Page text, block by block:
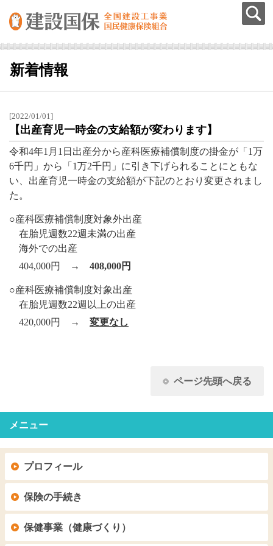
新着情報
[2022/01/01]
【出産育児一時金の支給額が変わります】
令和4年1月1日出産分から産科医療補償制度の掛金が「1万
6千円」から「1万2千円」に引き下げられることにともな
い、出産育児一時金の支給額が下記のとおり変更されまし
た。
○産科医療補償制度対象外出産
在胎児週数22週未満の出産
海外での出産
404,000円
→ 408,000円
○産科医療補償制度対象出産
在胎児週数22週以上の出産
420,000円
→ 変更なし
ページ先頭へ戻る
メニュー
プロフィール
保険の手続き
保健事業（健康づくり）